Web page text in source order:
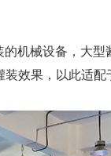
机械设备，大
效果，以此适